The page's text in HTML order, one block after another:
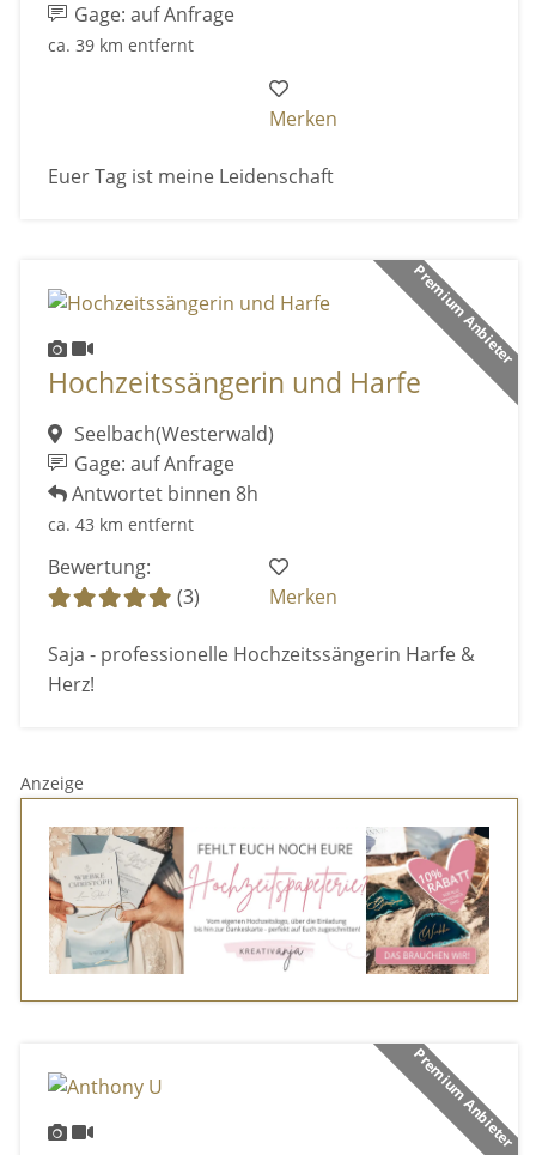
Gage: auf Anfrage
ca. 39 km entfernt
Merken
Euer Tag ist meine Leidenschaft
Premium Anbieter
Hochzeitssängerin und Harfe
Seelbach(Westerwald)
Gage: auf Anfrage
Antwortet binnen 8h
ca. 43 km entfernt
Bewertung:
(3)
Merken
Saja - professionelle Hochzeitssängerin Harfe &
Herz!
Anzeige
Premium Anbieter